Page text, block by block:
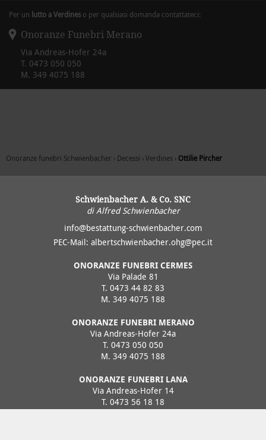
Per un lutto a Verdines o per qualsiasi domanda contattateci:
Onoranze Funebri Merano
Via Andreas-Hofer 24a
T. 0473 050 050
M. 349 4075 188
Onoranze funebri Schwienbacher › Decessi ›Verdines › Ottilie Pircher
Schwienbacher A. & Co. SNC
di Alfred Schwienbacher
info@bestattung-schwienbacher.com
PEC-Mail: albertschwienbacher.ohg@pec.it
ONORANZE FUNEBRI CERMES
Via Palade 81
T. 0473 44 82 83
M. 349 4075 188
ONORANZE FUNEBRI MERANO
Via Andreas-Hofer 24a
T. 0473 050 050
M. 349 4075 188
ONORANZE FUNEBRI LANA
Via Andreas-Hofer 14
T. 0473 56 18 18
M.349 4075 188